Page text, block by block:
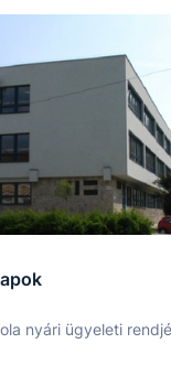
nyári ügyeleti